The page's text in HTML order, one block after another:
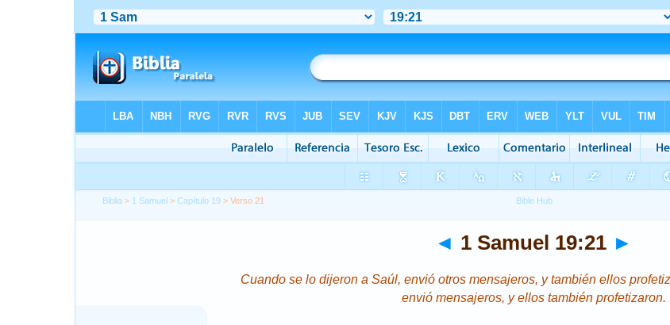
Biblia > 1 Samuel >Capítulo 19 > Verso 21
◄ 1 Samuel 19:21 ►
Cuando se lo dijeron a Saúl, envió otros mensajeros, y también ellos
envió mensajeros, y ellos también profetizaron.